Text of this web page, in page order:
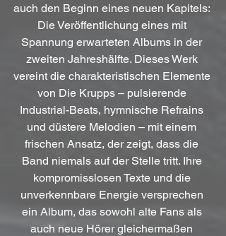
auch den Beginn eines neuen Kapitels:
Die Veröffentlichung eines mit
Spannung erwarteten Albums in der
zweiten Jahreshälfte. Dieses Werk
vereint die charakteristischen Elemente
von Die Krupps – pulsierende
Industrial-Beats, hymnische Refrains
und düstere Melodien – mit einem
frischen Ansatz, der zeigt, dass die
Band niemals auf der Stelle tritt. Ihre
kompromisslosen Texte und die
unverkennbare Energie versprechen
ein Album, das sowohl alte Fans als
auch neue Hörer gleichermaßen